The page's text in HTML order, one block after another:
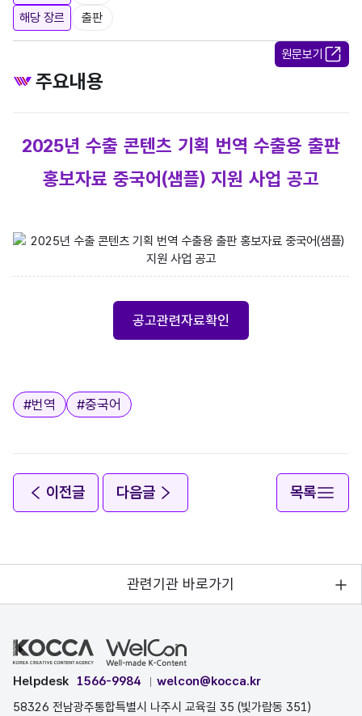
해당 장르
출판
원문보기
주요내용
2025년 수출 콘텐츠 기획 번역 수출용 출판
홍보자료 중국어(샘플) 지원 사업 공고
문화체육관광부 로고, 한국출판문화산업진흥원 로고 / [한국출판문화산
공고관련자료확인
태그
#번역 #중국어
이전글 다음글 목록
관련기관 바로가기
Helpdesk 1566-9984
welcon@kocca.kr
58326 전남광주통합특별시 나주시 교육길 35 (빛가람동 351)